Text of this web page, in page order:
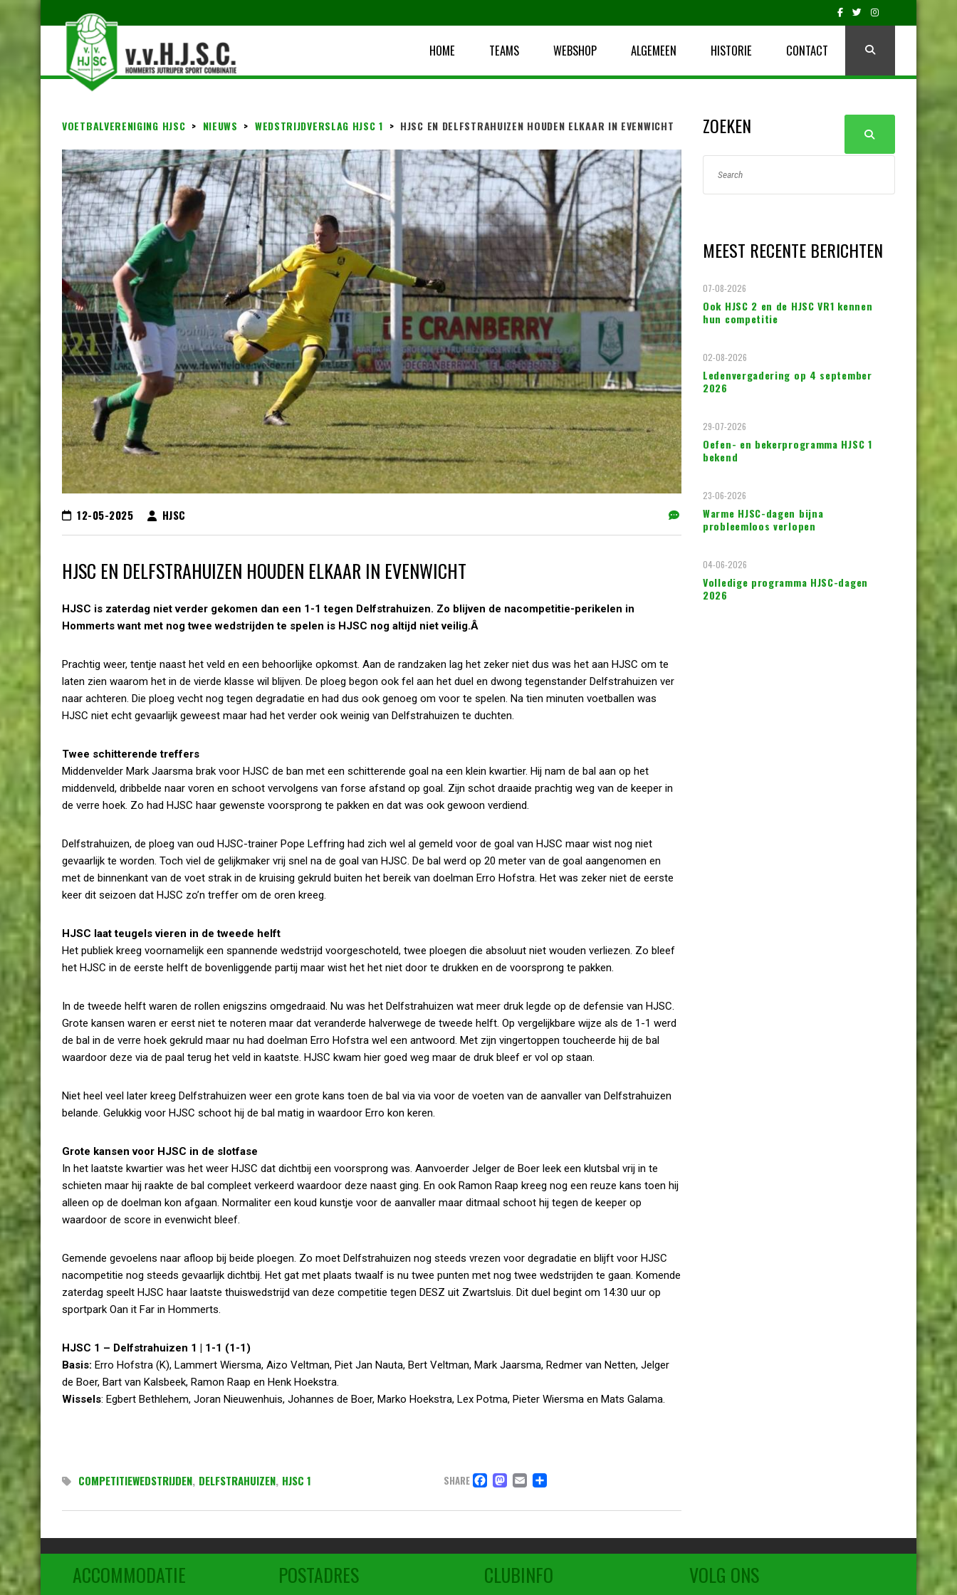
HOME TEAMS WEBSHOP ALGEMEEN HISTORIE CONTACT
VOETBALVERENIGING HJSC > NIEUWS > WEDSTRIJDVERSLAG HJSC 1 > HJSC EN DELFSTRAHUIZEN HOUDEN ELKAAR IN EVENWICHT
12-05-2025 HJSC
HJSC EN DELFSTRAHUIZEN HOUDEN ELKAAR IN EVENWICHT
HJSC is zaterdag niet verder gekomen dan een 1-1 tegen Delfstrahuizen. Zo blijven de nacompetitie-perikelen in
Hommerts want met nog twee wedstrijden te spelen is HJSC nog altijd niet veilig.Â
Prachtig weer, tentje naast het veld en een behoorlijke opkomst. Aan de randzaken lag het zeker niet dus was het aan HJSC om te
laten zien waarom het in de vierde klasse wil blijven. De ploeg begon ook fel aan het duel en dwong tegenstander Delfstrahuizen ver
naar achteren. Die ploeg vecht nog tegen degradatie en had dus ook genoeg om voor te spelen. Na tien minuten voetballen was
HJSC niet echt gevaarlijk geweest maar had het verder ook weinig van Delfstrahuizen te duchten.
Twee schitterende treffers
Middenvelder Mark Jaarsma brak voor HJSC de ban met een schitterende goal na een klein kwartier. Hij nam de bal aan op het
middenveld, dribbelde naar voren en schoot vervolgens van forse afstand op goal. Zijn schot draaide prachtig weg van de keeper in
de verre hoek. Zo had HJSC haar gewenste voorsprong te pakken en dat was ook gewoon verdiend.
Delfstrahuizen, de ploeg van oud HJSC-trainer Pope Leffring had zich wel al gemeld voor de goal van HJSC maar wist nog niet
gevaarlijk te worden. Toch viel de gelijkmaker vrij snel na de goal van HJSC. De bal werd op 20 meter van de goal aangenomen en
met de binnenkant van de voet strak in de kruising gekruld buiten het bereik van doelman Erro Hofstra. Het was zeker niet de eerste
keer dit seizoen dat HJSC zo’n treffer om de oren kreeg.
HJSC laat teugels vieren in de tweede helft
Het publiek kreeg voornamelijk een spannende wedstrijd voorgeschoteld, twee ploegen die absoluut niet wouden verliezen. Zo bleef
het HJSC in de eerste helft de bovenliggende partij maar wist het het niet door te drukken en de voorsprong te pakken.
In de tweede helft waren de rollen enigszins omgedraaid. Nu was het Delfstrahuizen wat meer druk legde op de defensie van HJSC.
Grote kansen waren er eerst niet te noteren maar dat veranderde halverwege de tweede helft. Op vergelijkbare wijze als de 1-1 werd
de bal in de verre hoek gekruld maar nu had doelman Erro Hofstra wel een antwoord. Met zijn vingertoppen toucheerde hij de bal
waardoor deze via de paal terug het veld in kaatste. HJSC kwam hier goed weg maar de druk bleef er vol op staan.
Niet heel veel later kreeg Delfstrahuizen weer een grote kans toen de bal via via voor de voeten van de aanvaller van Delfstrahuizen
belande. Gelukkig voor HJSC schoot hij de bal matig in waardoor Erro kon keren.
Grote kansen voor HJSC in de slotfase
In het laatste kwartier was het weer HJSC dat dichtbij een voorsprong was. Aanvoerder Jelger de Boer leek een klutsbal vrij in te
schieten maar hij raakte de bal compleet verkeerd waardoor deze naast ging. En ook Ramon Raap kreeg nog een reuze kans toen hij
alleen op de doelman kon afgaan. Normaliter een koud kunstje voor de aanvaller maar ditmaal schoot hij tegen de keeper op
waardoor de score in evenwicht bleef.
Gemende gevoelens naar afloop bij beide ploegen. Zo moet Delfstrahuizen nog steeds vrezen voor degradatie en blijft voor HJSC
nacompetitie nog steeds gevaarlijk dichtbij. Het gat met plaats twaalf is nu twee punten met nog twee wedstrijden te gaan. Komende
zaterdag speelt HJSC haar laatste thuiswedstrijd van deze competitie tegen DESZ uit Zwartsluis. Dit duel begint om 14:30 uur op
sportpark Oan it Far in Hommerts.
HJSC 1 – Delfstrahuizen 1 | 1-1 (1-1)
Basis: Erro Hofstra (K), Lammert Wiersma, Aizo Veltman, Piet Jan Nauta, Bert Veltman, Mark Jaarsma, Redmer van Netten, Jelger
de Boer, Bart van Kalsbeek, Ramon Raap en Henk Hoekstra.
Wissels: Egbert Bethlehem, Joran Nieuwenhuis, Johannes de Boer, Marko Hoekstra, Lex Potma, Pieter Wiersma en Mats Galama.
COMPETITIEWEDSTRIJDEN, DELFSTRAHUIZEN, HJSC 1 SHARE FACEBOOK
MASTODON
EMAILDELEN
ZOEKEN
MEEST RECENTE BERICHTEN
Ook HJSC 2 en de HJSC VR1 kennen
hun competitie
07-08-2026
Ledenvergadering op 4 september
2026
02-08-2026
Oefen- en bekerprogramma HJSC 1
bekend
29-07-2026
Warme HJSC-dagen bijna
probleemloos verlopen
23-06-2026
Volledige programma HJSC-dagen
2026
04-06-2026
ACCOMMODATIE POSTADRES CLUBINFO VOLG ONS